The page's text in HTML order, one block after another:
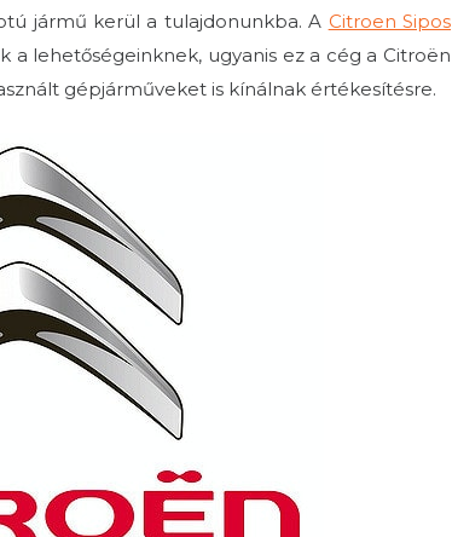
jármű kerül a tulajdonunkba. A Citroen Sipos
a lehetőségeinknek, ugyanis ez a cég a Citroën
gépjárműveket is kínálnak értékesítésre.